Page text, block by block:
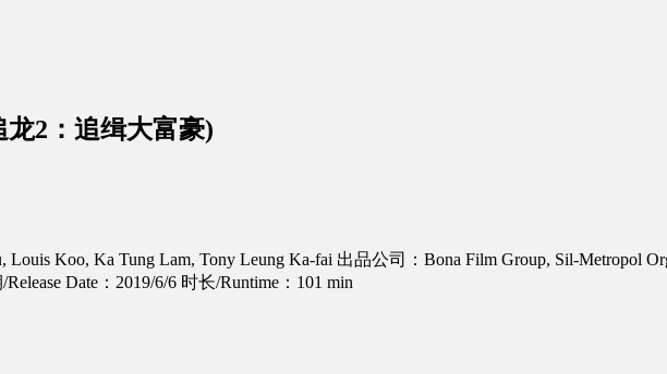
2：追缉大富豪)
Louis Koo, Ka Tung Lam, Tony Leung Ka-fai 出品公司：Bona Film Group, Sil-Metropol
Release Date：2019/6/6 时长/Runtime：101 min